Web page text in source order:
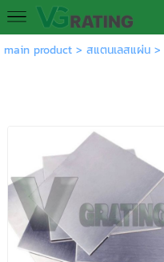
main product> สแตนเลสแผ่น>